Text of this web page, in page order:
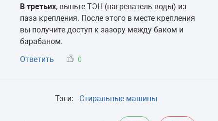
В третьих, выньте ТЭН (нагреватель воды) из
паза крепления. После этого в месте крепления
вы получите доступ к зазору между баком и
барабаном.
Ответить
0
Тэги: Стиральные машины